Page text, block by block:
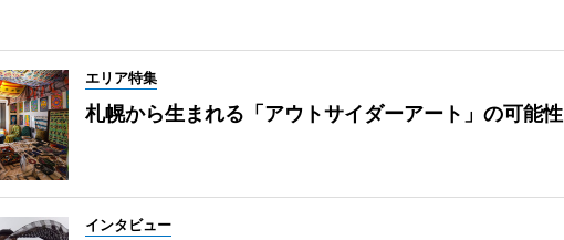
エリア特集
札幌から生まれる「アウトサイダーアート」の可能性
インタビュー